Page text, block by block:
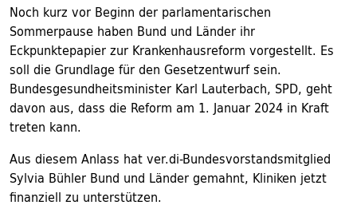
Noch kurz vor Beginn der parlamentarischen
Sommerpause haben Bund und Länder ihr
Eckpunktepapier zur Krankenhausreform vorgestellt. Es
soll die Grundlage für den Gesetzentwurf sein.
Bundesgesundheitsminister Karl Lauterbach, SPD, geht
davon aus, dass die Reform am 1. Januar 2024 in Kraft
treten kann.
Aus diesem Anlass hat ver.di-Bundesvorstandsmitglied
Sylvia Bühler Bund und Länder gemahnt, Kliniken jetzt
finanziell zu unterstützen.